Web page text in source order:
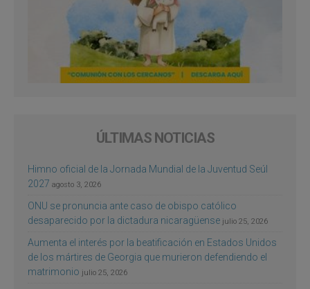
ÚLTIMAS NOTICIAS
Himno oficial de la Jornada Mundial de la Juventud Seúl
2027 agosto 3, 2026
ONU se pronuncia ante caso de obispo católico
desaparecido por la dictadura nicaragüense julio 25, 2026
Aumenta el interés por la beatificación en Estados Unidos
de los mártires de Georgia que murieron defendiendo el
matrimonio julio 25, 2026